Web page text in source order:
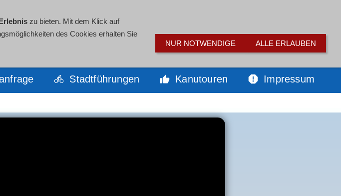
Stadtführungen Kanutouren Impressum
zu bieten. Mit dem Klick auf
des Cookies erhalten Sie
NUR NOTWENDIGE ALLE ERLAUBEN